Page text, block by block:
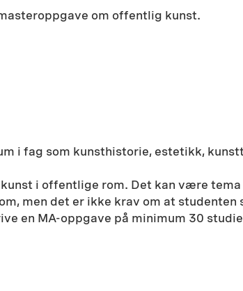
om offentlig kunst.
i fag som kunsthistorie, estetikk,
i offentlige rom. Det kan være
men det er ikke krav om at studenten
en MA-oppgave på minimum 30